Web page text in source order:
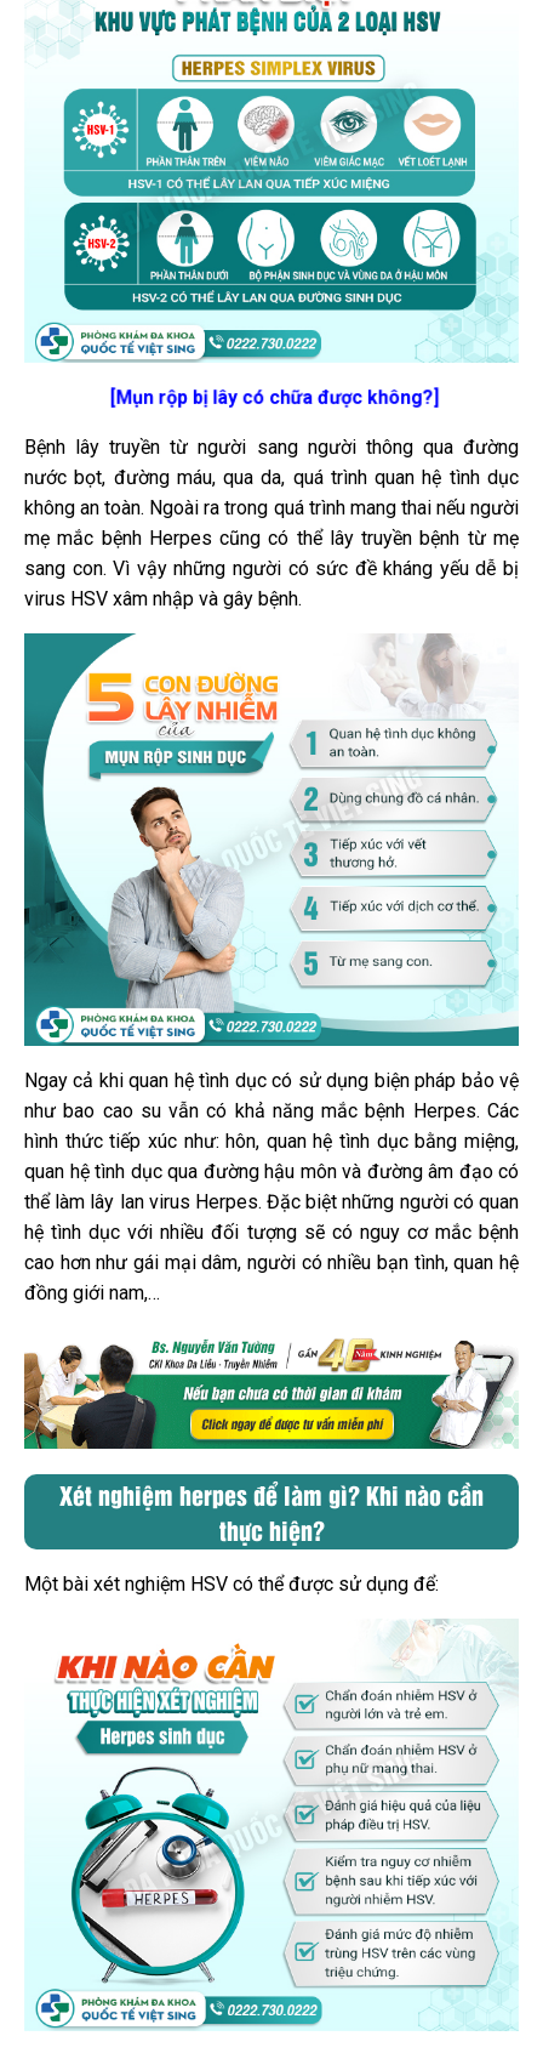
[Mụn rộp bị lây có chữa được không?]
Bệnh lây truyền từ người sang người thông qua đường
nước bọt, đường máu, qua da, quá trình quan hệ tình dục
không an toàn. Ngoài ra trong quá trình mang thai nếu người
mẹ mắc bệnh Herpes cũng có thể lây truyền bệnh từ mẹ
sang con. Vì vậy những người có sức đề kháng yếu dễ bị
virus HSV xâm nhập và gây bệnh.
Ngay cả khi quan hệ tình dục có sử dụng biện pháp bảo vệ
như bao cao su vẫn có khả năng mắc bệnh Herpes. Các
hình thức tiếp xúc như: hôn, quan hệ tình dục bằng miệng,
quan hệ tình dục qua đường hậu môn và đường âm đạo có
thể làm lây lan virus Herpes. Đặc biệt những người có quan
hệ tình dục với nhiều đối tượng sẽ có nguy cơ mắc bệnh
cao hơn như gái mại dâm, người có nhiều bạn tình, quan hệ
đồng giới nam,…
Xét nghiệm herpes để làm gì? Khi nào cần
thực hiện?
Một bài xét nghiệm HSV có thể được sử dụng để: